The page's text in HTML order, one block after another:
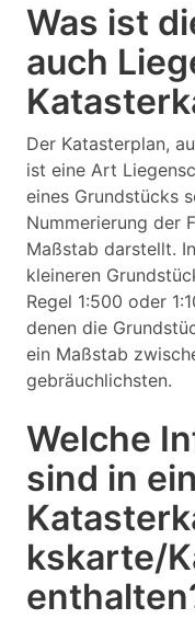
Was ist
auch
Der Katasterplan,
ist eine Art
eines Grundstücks
Nummerierung der
Maßstab darstellt.
kleineren
Regel 1:500 oder
denen die
ein Maßstab
gebräuchlichsten.
Welche
sind in
kskarte/